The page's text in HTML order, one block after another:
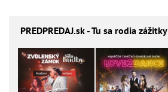
PREDPREDAJ.sk - Tu sa rodia zážitky